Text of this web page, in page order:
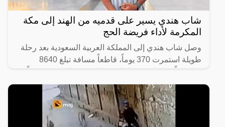
شاب هندي يسير على قدميه من الهند إلى مكة
المكرمة لأداء فريضة الحج
وصل شاب هندي إلى المملكة العربية السعودية بعد رحلة
طويلة استمرت 370 يوماً، قاطعاً مسافة تبلغ 8640
على